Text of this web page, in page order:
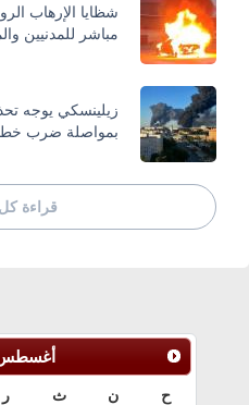
شظايا الإرهاب
مباشر للمدنيين
زيلينسكي يوجه
بمواصلة ضرب
قراءة كل
ح ن ث ر